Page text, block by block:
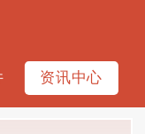
资讯中心